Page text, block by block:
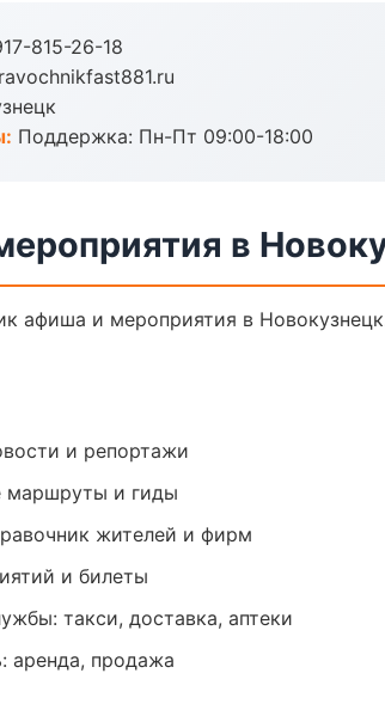
815-26-18
Поддержка: Пн-Пт 09:00-18:00
в
афиша и мероприятия в
и репортажи
маршруты и гиды
жителей и фирм
и билеты
такси, доставка, аптеки
аренда, продажа